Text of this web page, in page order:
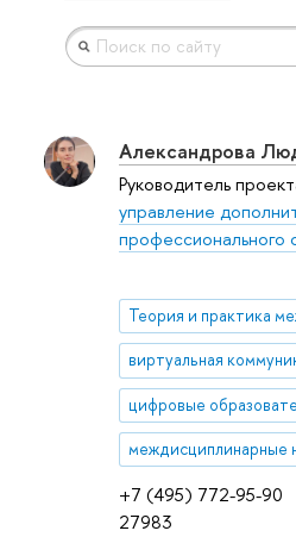
+7 (495) 772-95-90
27983
Александрова
Руководитель
управление
профессионального